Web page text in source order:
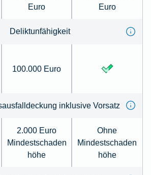
Euro
Euro
Deliktunfähigkeit
100.000 Euro
inklusive Vorsatz
2.000 Euro
Mindestschaden
höhe
Ohne
Mindestschaden
höhe